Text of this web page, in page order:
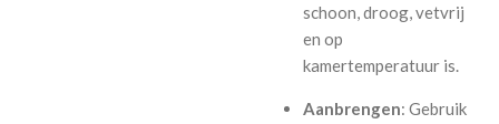
schoon, droog, vetvrij
en op
kamertemperatuur is.
Aanbrengen: Gebruik